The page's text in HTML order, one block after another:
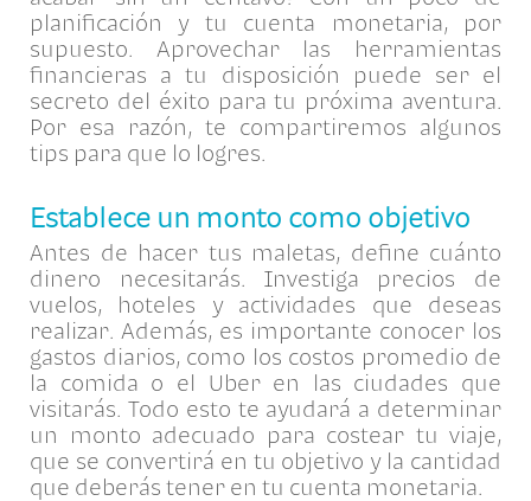
planificación y tu cuenta monetaria, por
supuesto. Aprovechar las herramientas
financieras a tu disposición puede ser el
secreto del éxito para tu próxima aventura.
Por esa razón, te compartiremos algunos
tips para que lo logres.
Establece un monto como objetivo
Antes de hacer tus maletas, define cuánto
dinero necesitarás. Investiga precios de
vuelos, hoteles y actividades que deseas
realizar. Además, es importante conocer los
gastos diarios, como los costos promedio de
la comida o el Uber en las ciudades que
visitarás. Todo esto te ayudará a determinar
un monto adecuado para costear tu viaje,
que se convertirá en tu objetivo y la cantidad
que deberás tener en tu cuenta monetaria.